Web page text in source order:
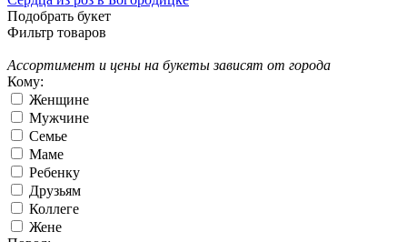
Подобрать букет
Фильтр товаров
Ассортимент и цены на букеты зависят от города
Кому:
Женщине
Мужчине
Семье
Маме
Ребенку
Друзьям
Коллеге
Жене